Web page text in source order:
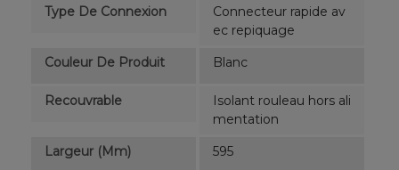
Type De Connexion
Connecteur rapide av
ec repiquage
Couleur De Produit
Blanc
Recouvrable
Isolant rouleau hors ali
mentation
Largeur (mm)
595